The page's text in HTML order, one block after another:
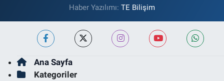
Haber Yazılımı: TE Bilişim
Ana Sayfa
Kategoriler